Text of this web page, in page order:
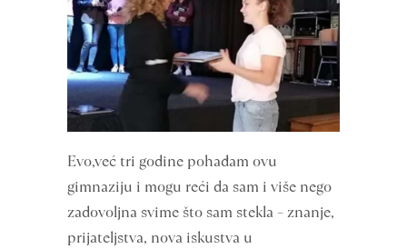
Evo,već tri godine pohađam ovu
gimnaziju i mogu reći da sam i više nego
zadovoljna svime što sam stekla – znanje,
prijateljstva, nova iskustva u